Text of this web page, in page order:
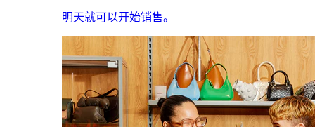
明天就可以开始销售。